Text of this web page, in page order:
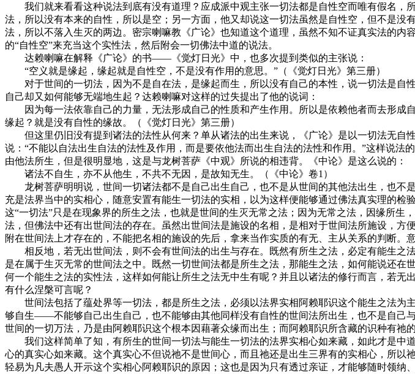
我们就来看看这种说法到底有没有道理？应成派中观主张一切法都是自性空而唯有假名，
法，所以没有本来的自性，所以是空；另一方面，他又却说这一切法虽然是自性空，但不是
法，所以不落入生灭的两边。密宗喇嘛教《广论》也知道这个道理，虽然不知不证真实法的
的“自性空”来充当这个实性法，然后附会一切佛法中道的说法。
达赖喇嘛在解释《广论》的书——《觉灯日光》中，也多次提到类似的主张说：
“空义就是缘起，缘起就是自性空，不是没有作用的意思。”（《觉灯日光》第三册）
对于世间的一切法，因为不是自在法，是缘起而生，所以没有自己的本性，说一切法是自
自己却又如何能够无端地生起？达赖喇嘛对这样的过失提出了他的说词：
因为每一法依靠自己的力量，无法形成自己的性质和产生作用。所以是依赖他者而去形成
缘起？就是没有自性的缘故。（《觉灯日光》第三册）
但这里仍旧没有提到诸法的法性从何来？单从诸法的出生来说，《广论》是以一切法无自
说：“不能以自法出生自法的法性及作用，而是要依他法而出生自法的法性和作用。”这样说
由他法所生，但是很明显地，这是与龙树菩萨《中观》所说的相违背。《中论》是这么说的：
诸法不自生，亦不从他生，不共不无因，是故知无生。（《中论》卷1）
龙树菩萨明明说，世间一切诸法都不是自己出生自己，也不是从世间的其他法出生，也不
充是法界当中的实相心，随意安置有能生一切法的实相，以为这样便能够通过佛法真实理的检
这“一切法”只是在现象界的所生之法，也就是世间的生灭无常之法；因为无常之法，因缘所
法，但佛法中还有出世间法的存在。虽然出世间法是施设的名相，是相对于世间法所施设，
附在世间法上才存在的，不能把名相的施设的先后，拿来当作实质的有无、主从关系的判断。
相反地，若无出世间法，则不会有世间法的出生与存在。既然有所生之法，必定有能生之
是在属于生灭无常的世间法之中。既然一切世间法都是所生之法，那能生之法，如何能说还
何一个能生之法的实性法，这样如何能让所生之法无中生有呢？并且以诸法的修行而言，若
有什么涅槃可言呢？
世间法包括了蕴处界等一切法，都是所生之法，必须以法界实相阿赖耶识这个能生之法为
够自生——不能够自己出生自己，也不能够由其他同样没有自性的世间法所出生，也不是自己
世间的一切万法，乃是由阿赖耶识这个根本因藉著众缘而出生；而阿赖耶识所含藏的识种有祂
我们这样简单了知，有所生的世间一切法与能生一切法的法界实相心如来藏，如此才是中
心的真实心如来藏。这个真实心不但说祂不是世间心，而且祂还是出生三界有的实相心，所
轻易为凡夫愚人开示这个实相心阿赖耶识的原因；这也是因为只有透过亲证，才能够随时领